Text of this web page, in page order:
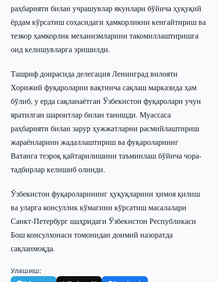
раҳбарияти билан учрашувлар якунлари бўйича ҳуқуқий
ёрдам кўрсатиш соҳасидаги ҳамкорликни кенгайтириш ва
тезкор ҳамкорлик механизмларини такомиллаштиришга
оид келишувларга эришилди.
Ташриф доирасида делегация Ленинград вилояти
Хорижий фуқароларни вақтинча сақлаш марказида ҳам
бўлиб, у ерда сақланаётган Ўзбекистон фуқаролари учун
яратилган шароитлар билан танишди. Муассаса
раҳбарияти билан зарур ҳужжатларни расмийлаштириш
жараёнларини жадаллаштириш ва фуқароларнинг
Ватанга тезроқ қайтарилишини таъминлаш бўйича чора-
тадбирлар келишиб олинди.
Ўзбекистон фуқароларининг ҳуқуқларини ҳимоя қилиш
ва уларга консуллик кўмагини кўрсатиш масалалари
Санкт-Петербург шаҳридаги Ўзбекистон Республикаси
Бош консулхонаси томонидан доимий назоратда
сақланмоқда.
Улашиш: